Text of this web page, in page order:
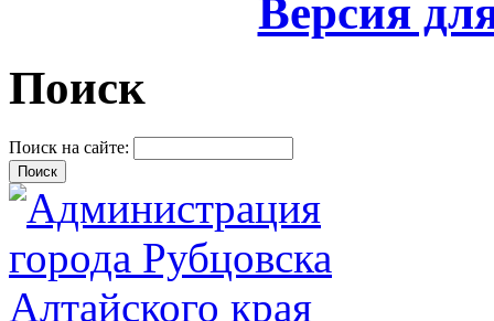
Версия
Поиск
Поиск на сайте: